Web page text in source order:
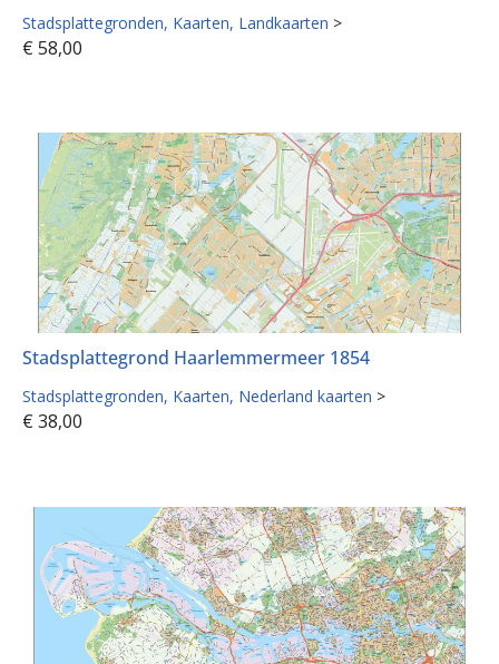
Stadsplattegronden Kaarten Landkaarten >
€ 58,00
Stadsplattegrond Haarlemmermeer 1854
Stadsplattegronden Kaarten Nederland kaarten >
€ 38,00